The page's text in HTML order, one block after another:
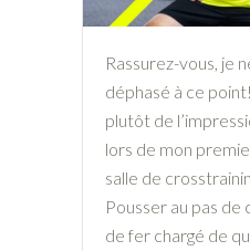
Rassurez-vous, je
déphasé à ce
plutôt de
lors de mon
salle de
Pousser au pas de
de fer chargé de